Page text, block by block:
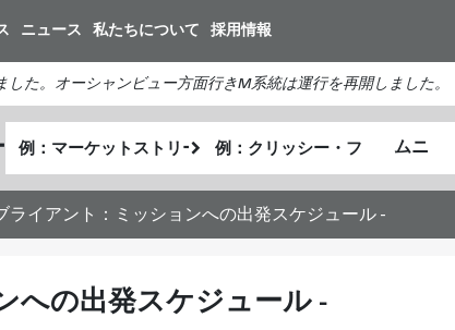
イ
ン
コ
ン
テ
ン
ツ
に
ニュース 私たちについて 採用情報
た。オーシャンビュー方面行きM系統は運行を再開しました。
出
発
地
点
終
了
地
点
が
ど
の
ライアント：ミッションへの出発スケジュール -
への出発スケジュール -